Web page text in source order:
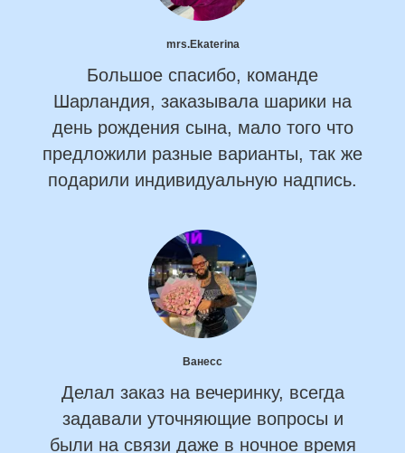
mrs.Ekaterina
Большое спасибо, команде
Шарландия, заказывала шарики на
день рождения сына, мало того что
предложили разные варианты, так же
подарили индивидуальную надпись.
Ванесс
Делал заказ на вечеринку, всегда
задавали уточняющие вопросы и
были на связи даже в ночное время